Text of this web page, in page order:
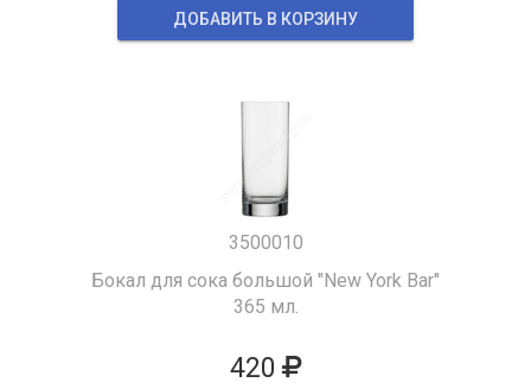
ДОБАВИТЬ В КОРЗИНУ
3500010
Бокал для сока большой "New York Bar"
365 мл.
420